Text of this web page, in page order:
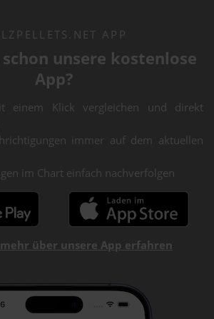
APP
schon unsere kostenlose
App?
einem Klick vergleichen und direkt
immer auf dem aktuellen
im Chart einfach nachverfolgen
über unsere App erfahren